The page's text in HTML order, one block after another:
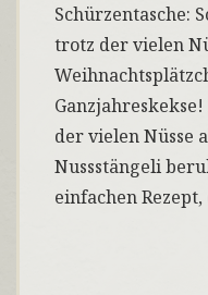
Schürzentasche:
trotz der vielen
der vielen Nüsse
Nussstängeli
einfachen